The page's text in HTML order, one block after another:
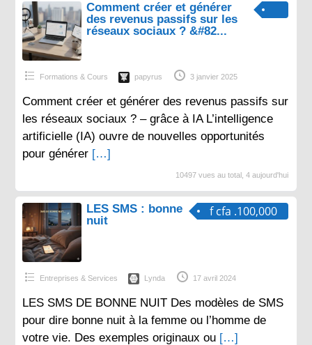
Comment créer et générer
des revenus passifs sur les
réseaux sociaux ? &#82...
Formations & Cours papyrus 3 janvier 2025
Comment créer et générer des revenus passifs sur
les réseaux sociaux ? – grâce à IA L’intelligence
artificielle (IA) ouvre de nouvelles opportunités
pour générer […]
10497 vues au total, 4 aujourd'hui
f cfa .100,000
LES SMS : bonne
nuit
Entreprises & Services Lynda 17 avril 2024
LES SMS DE BONNE NUIT Des modèles de SMS
pour dire bonne nuit à la femme ou l’homme de
votre vie. Des exemples originaux ou […]